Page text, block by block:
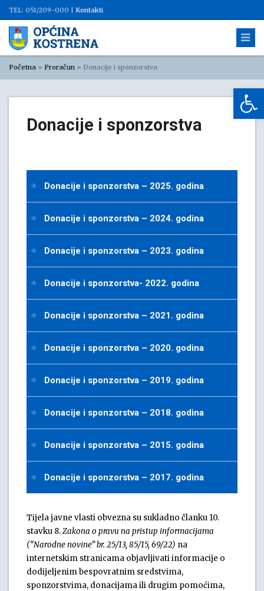
TEL: 051/209-000 | Kontakti
Početna » Proračun » Donacije i sponzorstva
Donacije i sponzorstva
Donacije i sponzorstva – 2025. godina
Donacije i sponzorstva – 2024. godina
Donacije i sponzorstva – 2023. godina
Donacije i sponzorstva- 2022. godina
Donacije i sponzorstva – 2021. godina
Donacije i sponzorstva – 2020. godina
Donacije i sponzorstva – 2019. godina
Donacije i sponzorstva – 2018. godina
Donacije i sponzorstva – 2015. godina
Donacije i sponzorstva – 2017. godina
Tijela javne vlasti obvezna su sukladno članku 10.
stavku 8.Zakona o pravu na pristup informacijama
(“Narodne novine” br. 25/13, 85/15, 69/22) na
internetskim stranicama objavljivati informacije o
dodijeljenim bespovratnim sredstvima,
sponzorstvima, donacijama ili drugim pomoćima,